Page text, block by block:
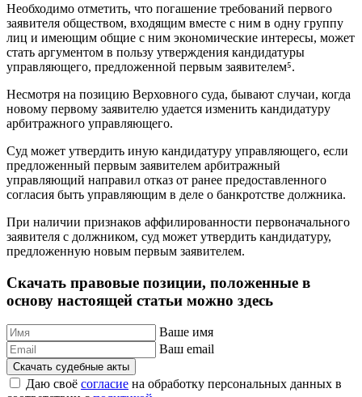
Необходимо отметить, что погашение требований первого
заявителя обществом, входящим вместе с ним в одну группу
лиц и имеющим общие с ним экономические интересы, может
стать аргументом в пользу утверждения кандидатуры
управляющего, предложенной первым заявителем⁵.
Несмотря на позицию Верховного суда, бывают случаи, когда
новому первому заявителю удается изменить кандидатуру
арбитражного управляющего.
Суд может утвердить иную кандидатуру управляющего, если
предложенный первым заявителем арбитражный
управляющий направил отказ от ранее предоставленного
согласия быть управляющим в деле о банкротстве должника.
При наличии признаков аффилированности первоначального
заявителя с должником, суд может утвердить кандидатуру,
предложенную новым первым заявителем.
Скачать правовые позиции, положенные в
основу настоящей статьи можно здесь
Ваше имя
Ваш email
Скачать судебные акты
Даю своё согласие на обработку персональных данных в